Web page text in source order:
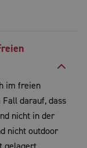
im freien
darauf, dass
nicht in der
nicht outdoor